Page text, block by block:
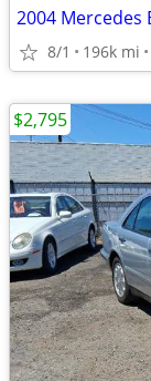
8/1 196k mi
$2,795